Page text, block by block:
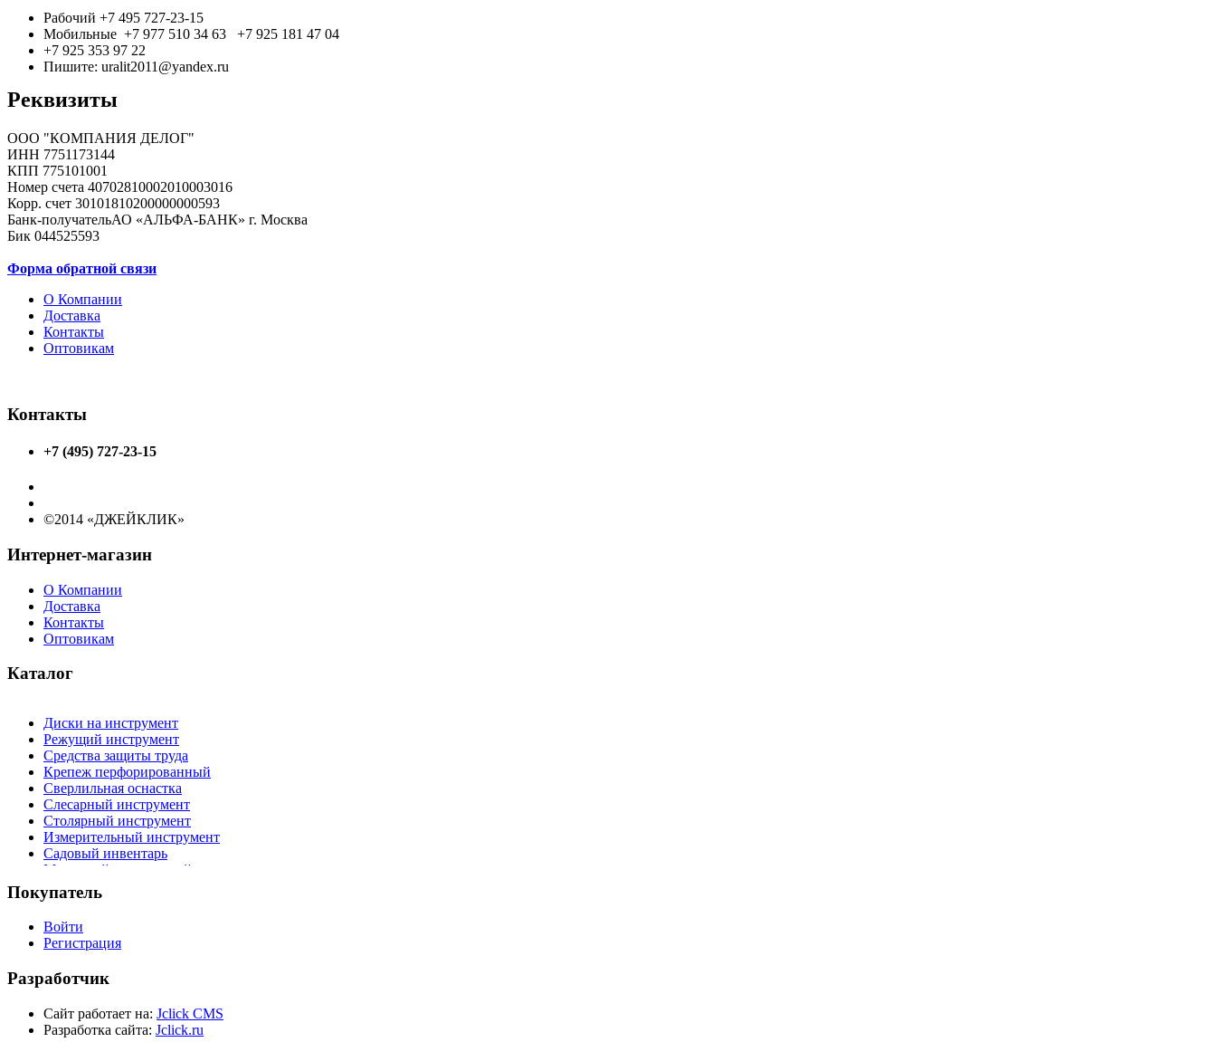
Рабочий +7 495 727-23-15
Мобильные +7 977 510 34 63 +7 925 181 47 04
+7 925 353 97 22
Пишите: uralit2011@yandex.ru
Реквизиты
ООО "КОМПАНИЯ ДЕЛОГ"
ИНН 7751173144
КПП 775101001
Номер счета 40702810002010003016
Корр. счет 30101810200000000593
Банк-получательАО «АЛЬФА-БАНК» г. Москва
Бик 044525593
Форма обратной связи
О Компании
Доставка
Контакты
Оптовикам
Контакты
+7 (495) 727-23-15
©2014 «ДЖЕЙКЛИК»
Интернет-магазин
О Компании
Доставка
Контакты
Оптовикам
Каталог
Диски на инструмент
Режущий инструмент
Средства защиты труда
Крепеж перфорированный
Сверлильная оснастка
Слесарный инструмент
Столярный инструмент
Измерительный инструмент
Садовый инвентарь
Малярный, отделочный инструмент
Наждачная бумага
Хозтовары
Лестницы, стремянки, туры
Электрика, осветительное оборудование
Автомобильный инструмент
Силовое оборудование
Покупатель
Войти
Регистрация
Разработчик
Сайт работает на: Jclick CMS
Разработка сайта: Jclick.ru